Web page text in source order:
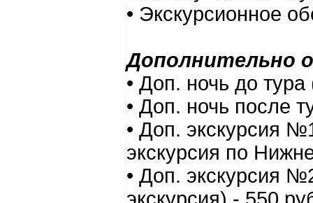
• Экскурсионное
Дополнительно
• Доп. ночь до
• Доп. ночь после
• Доп. экскурсия
экскурсия по
• Доп. экскурсия